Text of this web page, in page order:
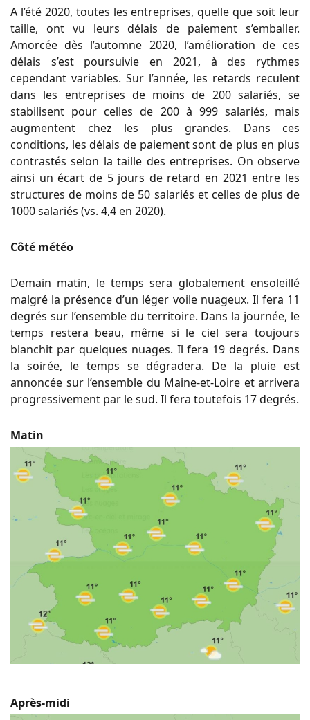
A l’été 2020, toutes les entreprises, quelle que soit leur
taille, ont vu leurs délais de paiement s’emballer.
Amorcée dès l’automne 2020, l’amélioration de ces
délais s’est poursuivie en 2021, à des rythmes
cependant variables. Sur l’année, les retards reculent
dans les entreprises de moins de 200 salariés, se
stabilisent pour celles de 200 à 999 salariés, mais
augmentent chez les plus grandes. Dans ces
conditions, les délais de paiement sont de plus en plus
contrastés selon la taille des entreprises. On observe
ainsi un écart de 5 jours de retard en 2021 entre les
structures de moins de 50 salariés et celles de plus de
1000 salariés (vs. 4,4 en 2020).
Côté météo
Demain matin, le temps sera globalement ensoleillé
malgré la présence d’un léger voile nuageux. Il fera 11
degrés sur l’ensemble du territoire. Dans la journée, le
temps restera beau, même si le ciel sera toujours
blanchit par quelques nuages. Il fera 19 degrés. Dans
la soirée, le temps se dégradera. De la pluie est
annoncée sur l’ensemble du Maine-et-Loire et arrivera
progressivement par le sud. Il fera toutefois 17 degrés.
Matin
Après-midi